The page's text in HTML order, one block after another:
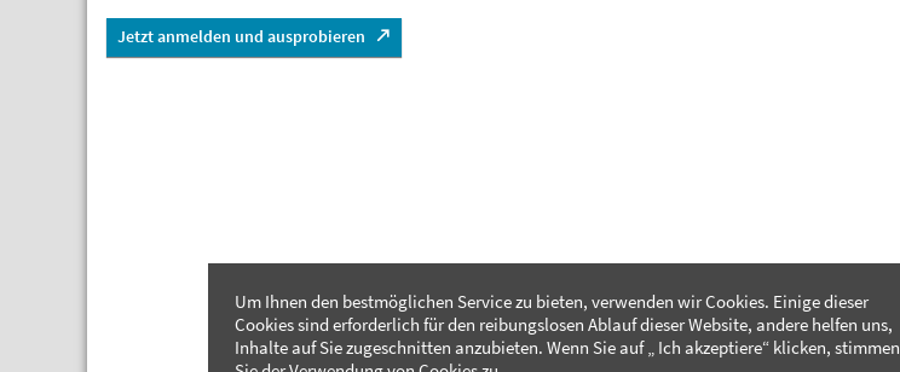
Jetzt anmelden und ausprobieren
Um Ihnen den bestmöglichen Service zu bieten, verwenden wir Cookies. Einige dieser
Cookies sind erforderlich für den reibungslosen Ablauf dieser Website, andere helfen uns,
Inhalte auf Sie zugeschnitten anzubieten. Wenn Sie auf „ Ich akzeptiere“ klicken, stimmen